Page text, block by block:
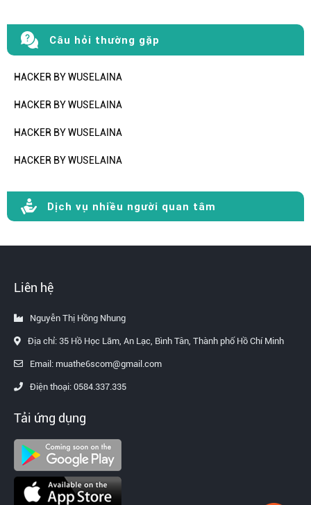
Câu hỏi thường gặp
HACKER BY WUSELAINA
HACKER BY WUSELAINA
HACKER BY WUSELAINA
HACKER BY WUSELAINA
Dịch vụ nhiều người quan tâm
Liên hệ
Nguyễn Thị Hồng Nhung
Địa chỉ: 35 Hồ Học Lãm, An Lạc, Bình Tân, Thành phố Hồ Chí Minh
Email: muathe6scom@gmail.com
Điện thoại: 0584.337.335
Tải ứng dụng